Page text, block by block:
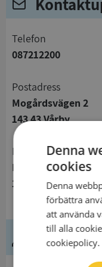
telefon
087212200
Postadress
Mogårdsvägen 2
143 43 Vårby
Besöksadress
Mogårdsvägen 2
143 43 Vårby
Ledning
Denna
cookies
Denna
förbättra
att använda
till alla
cookiepolicy.